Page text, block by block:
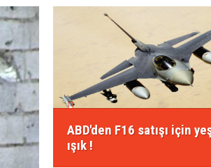
ABD'den F16 satışı için
ışık !